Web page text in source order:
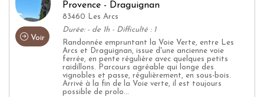
Voir
Provence - Draguignan
83460 Les Arcs
Durée: - de 1h - Difficulté : 1
Randonnée empruntant la Voie Verte, entre Les
Arcs et Draguignan, issue d'une ancienne voie
ferrée, en pente régulière avec quelques petits
raidillons. Parcours agréable qui longe des
vignobles et passe, régulièrement, en sous-bois.
Arrivé à la fin de la Voie verte, il est toujours
possible de prolo...